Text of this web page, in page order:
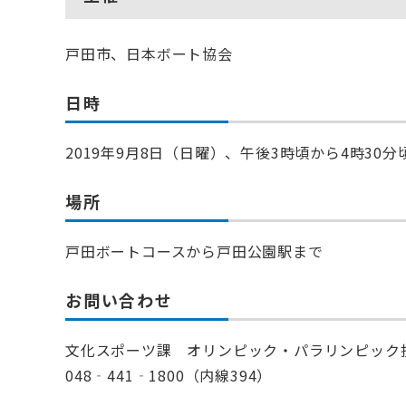
戸田市、日本ボート協会
日時
2019年9月8日（日曜）、午後3時頃から4時30分
場所
戸田ボートコースから戸田公園駅まで
お問い合わせ
文化スポーツ課 オリンピック・パラリンピック
048‐441‐1800（内線394）